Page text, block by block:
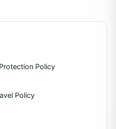
Policy
Policy